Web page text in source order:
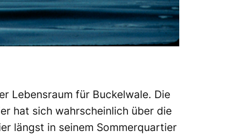
Lebensraum für Buckelwale. Die
hat sich wahrscheinlich über die
längst in seinem Sommerquartier